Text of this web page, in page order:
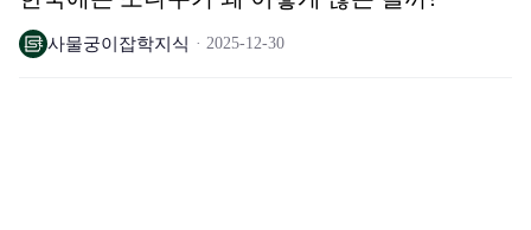
사물궁이잡학지식 2025-12-30